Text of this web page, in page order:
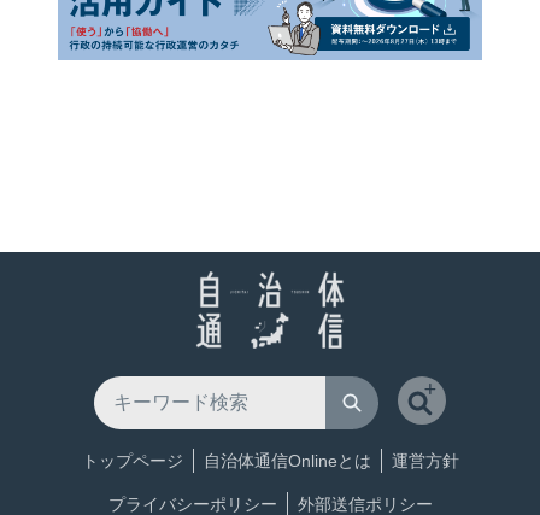
トップページ 自治体通信Onlineとは 運営方針
プライバシーポリシー 外部送信ポリシー